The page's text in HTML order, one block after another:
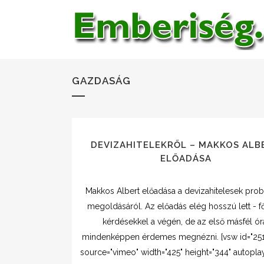
GAZDASÁG
DEVIZAHITELEKRŐL – MAKKOS
ELŐADÁSA
Makkos Albert előadása a devizahitelesek
megoldásáról. Az előadás elég hosszú lett -
kérdésekkel a végén, de az első másfél
mindenképpen érdemes megnézni. [vsw
source="vimeo" width="425" height="344"